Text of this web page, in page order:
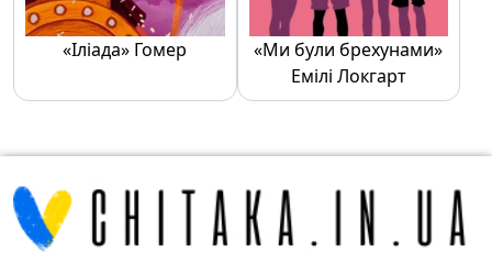
«Іліада» Гомер
«Ми були брехунами»
Емілі Локгарт